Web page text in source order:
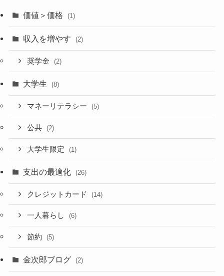
価値＞価格 (1)
収入を増やす (2)
奨学金 (2)
大学生 (8)
マネーリテラシー (5)
公共 (2)
大学生限定 (1)
支出の最適化 (26)
クレジットカード (14)
一人暮らし (6)
節約 (5)
金次郎ブログ (2)